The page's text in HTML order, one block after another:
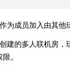
为成员加入由其他
建的多人联机房
。